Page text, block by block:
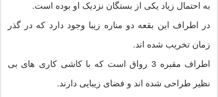
به احتمال زیاد یکی از بستگان نزدیک او بوده است.
در اطراف این بقعه دو مناره زیبا وجود دارد که در گذر
زمان تخریب شده اند.
اطراف مقبره 3 رواق است که با کاشی کاری های بی
نظیر طراحی شده اند و فضای زیبایی دارند.